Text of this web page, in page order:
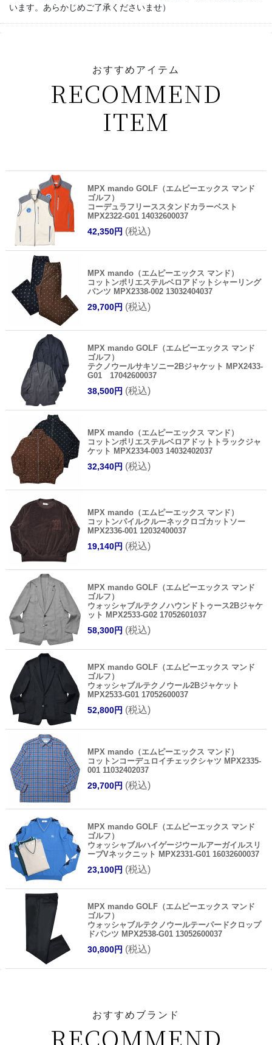
います。あらかじめご了承くださいませ）
おすすめアイテム
RECOMMEND
ITEM
MPX mando GOLF（エムピーエックス マンド
ゴルフ）
コーデュラフリーススタンドカラーベスト
MPX2322-G01 14032600037
42,350円 (税込)
MPX mando（エムピーエックス マンド）
コットンポリエステルベロアドットシャーリング
パンツ MPX2338-002 13032404037
29,700円 (税込)
MPX mando GOLF（エムピーエックス マンド
ゴルフ）
テクノウールサキソニー2Bジャケット MPX2433-
G01 17042600037
38,500円 (税込)
MPX mando（エムピーエックス マンド）
コットンポリエステルベロアドットトラックジャ
ケット MPX2334-003 14032402037
32,340円 (税込)
MPX mando（エムピーエックス マンド）
コットンパイルクルーネックロゴカットソー
MPX2336-001 12032400037
19,140円 (税込)
MPX mando GOLF（エムピーエックス マンド
ゴルフ）
ウォッシャブルテクノハウンドトゥース2Bジャケ
ット MPX2533-G02 17052601037
58,300円 (税込)
MPX mando GOLF（エムピーエックス マンド
ゴルフ）
ウォッシャブルテクノウール2Bジャケット
MPX2533-G01 17052600037
52,800円 (税込)
MPX mando（エムピーエックス マンド）
コットンコーデュロイチェックシャツ MPX2335-
001 11032402037
29,700円 (税込)
MPX mando GOLF（エムピーエックス マンド
ゴルフ）
ウォッシャブルハイゲージウールアーガイルスリ
ーブVネックニット MPX2331-G01 16032600037
23,100円 (税込)
MPX mando GOLF（エムピーエックス マンド
ゴルフ）
ウォッシャブルテクノウールテーパードクロップ
ドパンツ MPX2538-G01 13052600037
30,800円 (税込)
おすすめブランド
RECOMMEND